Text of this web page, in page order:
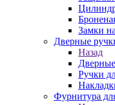
Замки
Дверные
Назад
Ручки
Фурнитура